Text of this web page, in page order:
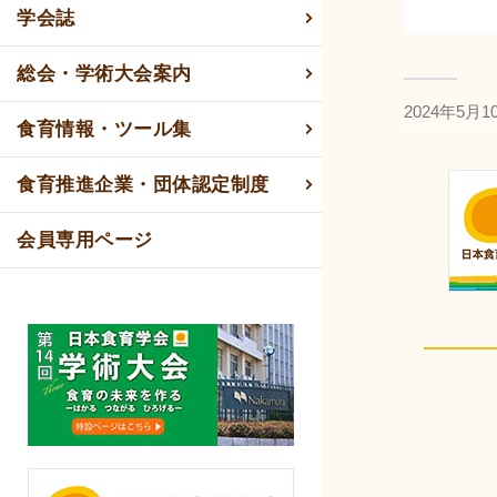
学会誌
総会・学術大会案内
食育情報・ツール集
食育推進企業・団体認定制度
会員専用ページ
2024年5月